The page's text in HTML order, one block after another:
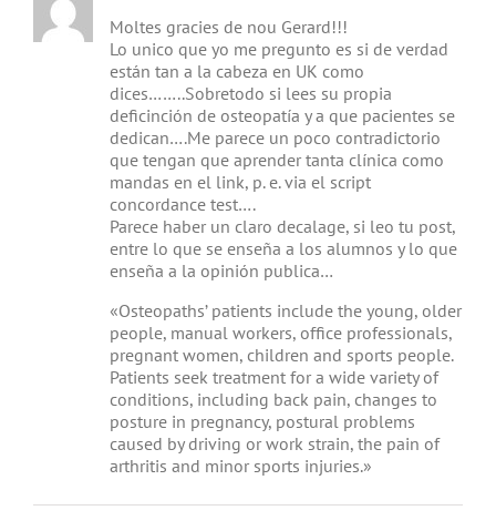
Moltes gracies de nou Gerard!!!
Lo unico que yo me pregunto es si de verdad
están tan a la cabeza en UK como
dices……..Sobretodo si lees su propia
deficinción de osteopatía y a que pacientes se
dedican….Me parece un poco contradictorio
que tengan que aprender tanta clínica como
mandas en el link, p. e. via el script
concordance test….
Parece haber un claro decalage, si leo tu post,
entre lo que se enseña a los alumnos y lo que
enseña a la opinión publica…
«Osteopaths’ patients include the young, older
people, manual workers, office professionals,
pregnant women, children and sports people.
Patients seek treatment for a wide variety of
conditions, including back pain, changes to
posture in pregnancy, postural problems
caused by driving or work strain, the pain of
arthritis and minor sports injuries.»